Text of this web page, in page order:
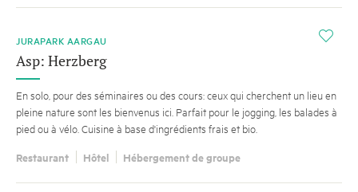
i
JURAPARK AARGAU
Asp: Herzberg
En solo, pour des séminaires ou des cours: ceux qui cherchent un lieu en
pleine nature sont les bienvenus ici. Parfait pour le jogging, les balades à
pied ou à vélo. Cuisine à base d'ingrédients frais et bio.
Restaurant Hôtel Hébergement de groupe